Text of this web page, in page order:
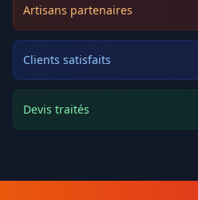
Artisans partenaires
Clients satisfaits
Devis traités